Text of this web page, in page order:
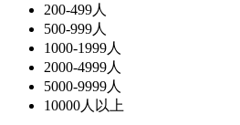
200-499人
500-999人
1000-1999人
2000-4999人
5000-9999人
10000人以上